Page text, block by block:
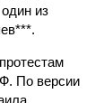
из
По версии